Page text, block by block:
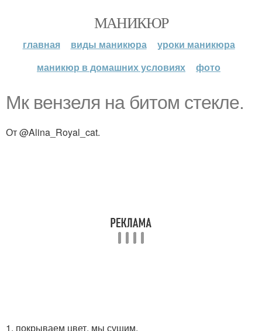
МАНИКЮР
главная виды маникюра
уроки маникюра
маникюр в домашних условиях
фото
Мк вензеля на битом стекле.
От @Alina_Royal_cat.
1. покрываем цвет, мы сушим.